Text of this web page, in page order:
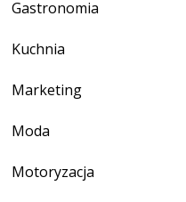
Gastronomia
Kuchnia
Marketing
Moda
Motoryzacja